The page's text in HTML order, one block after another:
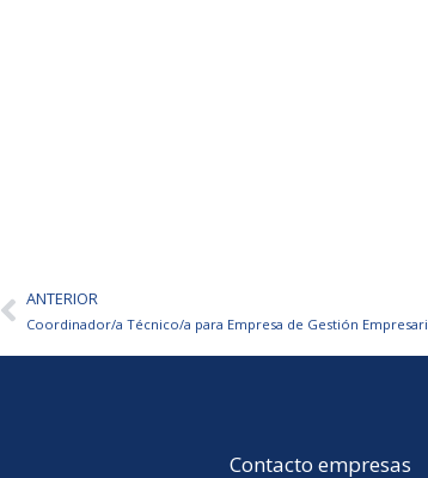
AntANTERIOR
Coordinador/a Técnico/a para Empresa de Gestión
Contacto empresas